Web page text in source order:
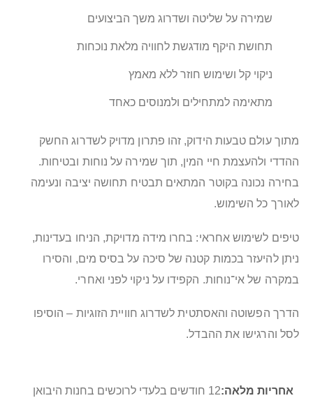
שמירה על שליטה ושדרוג משך הביצועים
תחושת היקף מודגשת לחוויה מלאת נוכחות
ניקוי קל ושימוש חוזר ללא מאמץ
מתאימה למתחילים ולמנוסים כאחד
מתוך עולם טבעות הידוק, זהו פתרון מדויק לשדרוג החשק
ההדדי ולהעצמת חיי המין, תוך שמירה על נוחות ובטיחות.
בחירה נכונה בקוטר המתאים תבטיח תחושה יציבה ונעימה
לאורך כל השימוש.
טיפים לשימוש אחראי: בחרו מידה מדויקת, הניחו בעדינות,
ניתן להיעזר בכמות קטנה של סיכה על בסיס מים, והסירו
במקרה של אי־נוחות. הקפידו על ניקוי לפני ואחרי.
הדרך הפשוטה והאסתטית לשדרוג חוויית הזוגיות – הוסיפו
לסל והרגישו את ההבדל.
מידע
12 חודשים בלעדי לרוכשים בחנות היבואן